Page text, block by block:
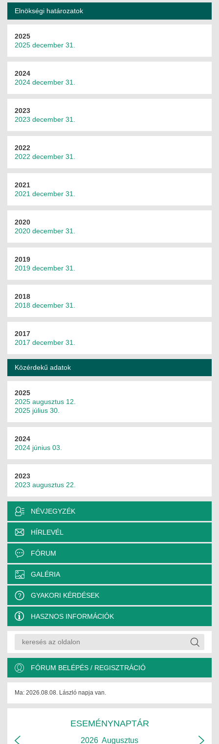
Elnökségi határozatok
2025
2025 december 31.
2024
2024 december 31.
2023
2023 december 31.
2022
2022 december 31.
2021
2021 december 31.
2020
2020 december 31.
2019
2019 december 31.
2018
2018 december 31.
2017
2017 december 31.
Közérdekű adatok
2025
2025 augusztus 12.
2025 július 30.
2024
2024 június 03.
2023
2023 augusztus 22.
NÉVJEGYZÉK
HÍRLEVÉL
FÓRUM
GALÉRIA
GYAKORI KÉRDÉSEK
HASZNOS INFORMÁCIÓK
FÓRUM BELÉPÉS / REGISZTRÁCIÓ
Ma: 2026.08.08. László napja van.
ESEMÉNYNAPTÁR
2026 Augusztus